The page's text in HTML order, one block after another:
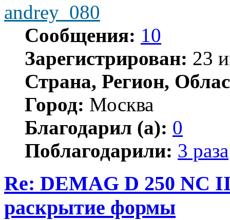
andrey_080
Сообщения: 10
Зарегистрирован: 23
Страна, Регион,
Город: Москва
Благодарил (а): 0
Поблагодарили: 3 раза
Re: DEMAG D 250 NC
раскрытие формы